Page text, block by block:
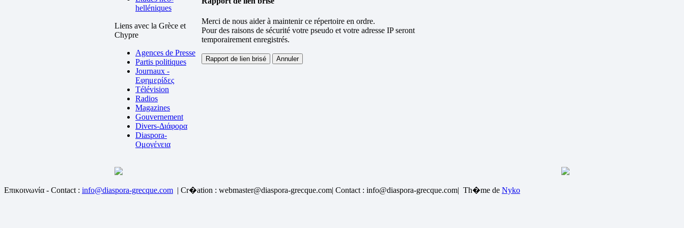
helléniques
Liens avec la Grèce et
Chypre
Agences de Presse
Partis politiques
Journaux -
Εφημερίδες
Télévision
Radios
Magazines
Gouvernement
Divers-Διάφορα
Diaspora-
Ομογένεια
Merci de nous aider à maintenir ce répertoire en ordre.
Pour des raisons de sécurité votre pseudo et votre adresse IP seront
temporairement enregistrés.
Επικοινωνία - Contact : info@diaspora-grecque.com | Cr�ation : webmaster@diaspora-grecque.com| Contact : info@diaspora-grecque.com| Th�me de Nyko